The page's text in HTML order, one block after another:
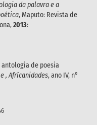
da palavra e a
, Maputo: Revista de
2013:
antologia de poesia
, Afrícanidades, ano IV, n°